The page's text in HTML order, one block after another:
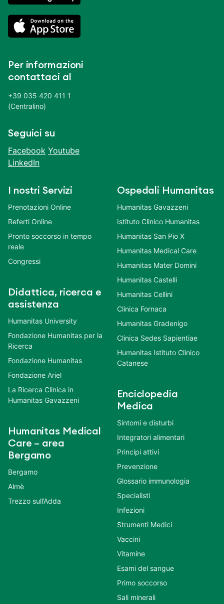
Per informazioni
contattaci al
+39 035 420 411 1
(Centralino)
Seguici su
Facebook Youtube
LinkedIn
I nostri Servizi
Prenotazioni Online
Referti Online
Pronto soccorso in tempo
reale
Congressi
Didattica, ricerca e
assistenza
Humanitas University
Fondazione Humanitas per la
Ricerca
Fondazione Humanitas
Fondazione Ariel
La Ricerca Clinica in
Humanitas Gavazzeni
Humanitas Medical
Care – area
Bergamo
Bergamo
Almè
Trezzo sull’Adda
Ospedali Humanitas
Humanitas Gavazzeni
Istituto Clinico Humanitas
Humanitas San Pio X
Humanitas Medical Care
Humanitas Mater Domini
Humanitas Castelli
Humanitas Cellini
Clinica Fornaca
Humanitas Gradenigo
Clinica Sedes Sapientiae
Humanitas Istituto Clinico
Catanese
Enciclopedia
Medica
Sintomi e disturbi
Integratori alimentari
Principi attivi
Prevenzione
Glossario immunologia
Specialisti
Infezioni
Strumenti Medici
Vaccini
Vitamine
Esami del sangue
Primo soccorso
Sali minerali